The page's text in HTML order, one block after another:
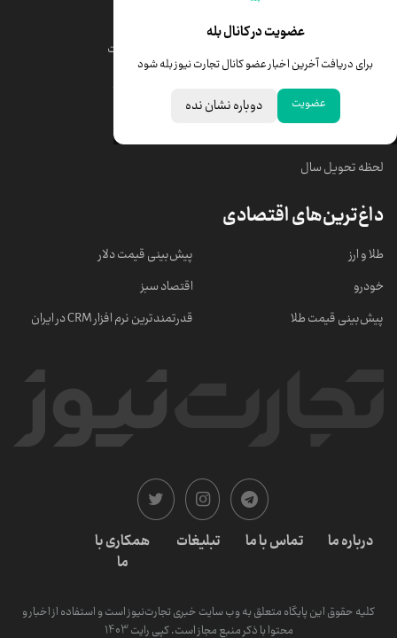
عضویت در کانال بله
برای دریافت آخرین اخبار عضو کانال تجارت نیوز بله شود
عضویت دوباره نشان نده
قیمت درهم امارات
خبرهای مهم
لحظه تحویل سال
داغ‌ترین‌های اقتصادی
طلا و ارز
خودرو
پیش‌بینی قیمت طلا
پیش‌بینی قیمت دلار
اقتصاد سبز
قدرتمندترین نرم‌ افزار CRM در ایران
درباره ما تماس با ما تبلیغات
همکاری با
ما
کلیه حقوق این پایگاه متعلق به وب سایت خبری تجارت‌نیوز است و استفاده از اخبار و
محتوا با ذکر منبع مجاز است. کپی رایت 1403